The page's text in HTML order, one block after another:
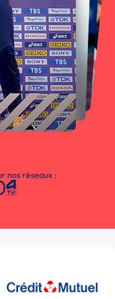
nos réseaux :